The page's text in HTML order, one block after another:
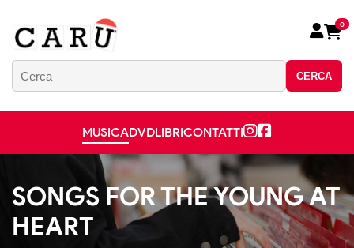
CERCA
0
MUSICADVDLIBRICONTATTI
SONGS FOR THE YOUNG AT
HEART